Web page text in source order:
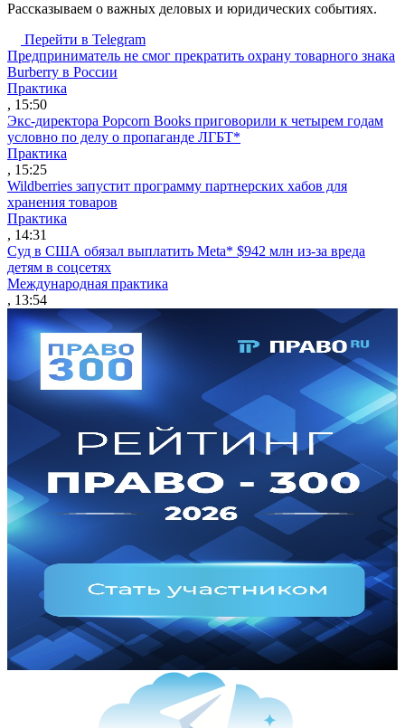
Рассказываем о важных деловых и юридических событиях.
Перейти в Telegram
Предприниматель не смог прекратить охрану товарного знака
Burberry в России
Практика
, 15:50
Экс-директора Popcorn Books приговорили к четырем годам
условно по делу о пропаганде ЛГБТ*
Практика
, 15:25
Wildberries запустит программу партнерских хабов для
хранения товаров
Практика
, 14:31
Суд в США обязал выплатить Meta* $942 млн из-за вреда
детям в соцсетях
Международная практика
, 13:54